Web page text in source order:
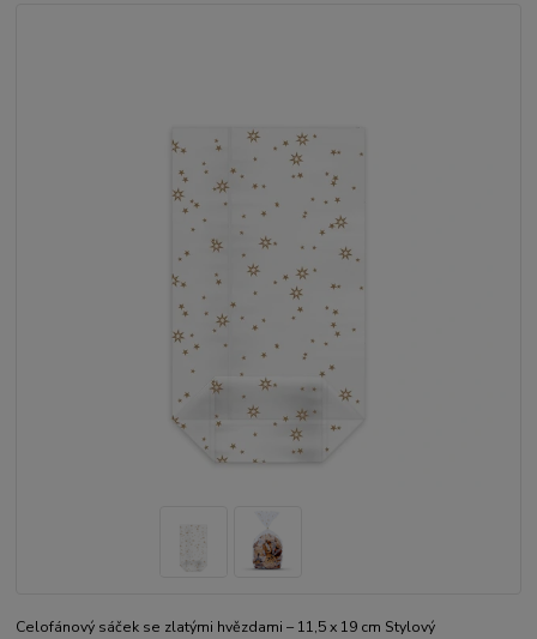
Celofánový sáček se zlatými hvězdami – 11,5 x 19 cm Stylový